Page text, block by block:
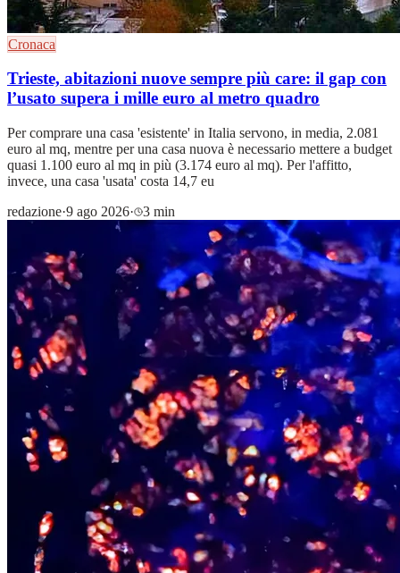
Cronaca
Trieste, abitazioni nuove sempre più care: il gap con
l’usato supera i mille euro al metro quadro
Per comprare una casa 'esistente' in Italia servono, in media, 2.081
euro al mq, mentre per una casa nuova è necessario mettere a budget
quasi 1.100 euro al mq in più (3.174 euro al mq). Per l'affitto,
invece, una casa 'usata' costa 14,7 eu
redazione·9 ago 2026· 3 min